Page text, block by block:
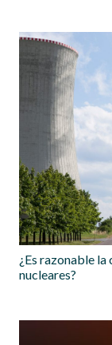
¿Es razonable
nucleares?